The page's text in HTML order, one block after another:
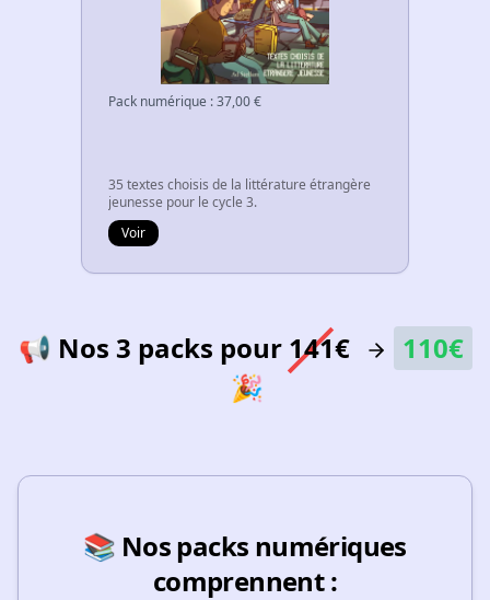
Pack numérique :37,00€
35 textes choisis de la littérature étrangère
jeunesse pour le cycle 3.
Voir
📢 Nos 3 packs pour 141€
110€
🎉
📚 Nos packs numériques
comprennent :